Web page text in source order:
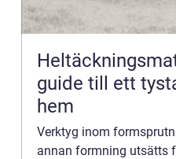
guide till ett
hem
Verktyg inom
annan formning utsätts